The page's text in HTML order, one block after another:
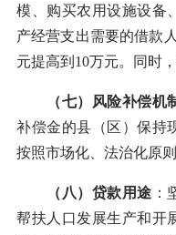
模、购买农用设施设备
产经营支出需要的借款
元提高到10万元。同时
（七）风险补偿机
补偿金的县（区）保持
按照市场化、法治化原
（八）贷款用途 ：
帮扶人口发展生产和开